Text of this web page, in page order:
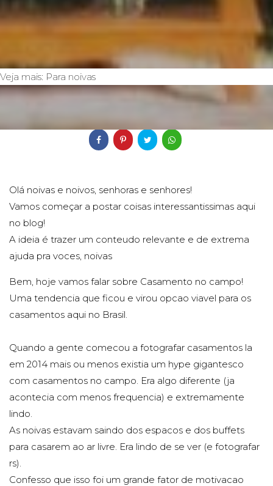
Veja mais: Para noivas
Olá noivas e noivos, senhoras e senhores!
Vamos começar a postar coisas interessantissimas aqui
no blog!
A ideia é trazer um conteudo relevante e de extrema
ajuda pra voces, noivas
Bem, hoje vamos falar sobre Casamento no campo!
Uma tendencia que ficou e virou opcao viavel para os
casamentos aqui no Brasil.
Quando a gente comecou a fotografar casamentos la
em 2014 mais ou menos existia um hype gigantesco
com casamentos no campo. Era algo diferente (ja
acontecia com menos frequencia) e extremamente
lindo.
As noivas estavam saindo dos espacos e dos buffets
para casarem ao ar livre. Era lindo de se ver (e fotografar
rs).
Confesso que isso foi um grande fator de motivacao